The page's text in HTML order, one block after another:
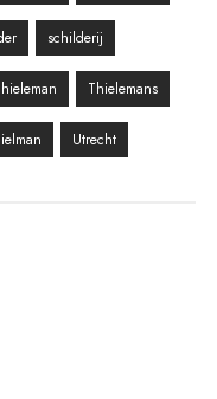
schilderij
Thielemans
Utrecht